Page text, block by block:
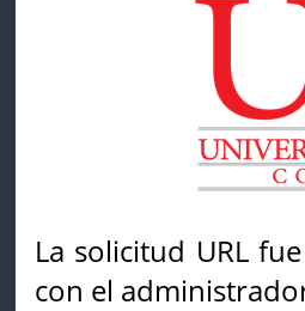
La solicitud URL
con el